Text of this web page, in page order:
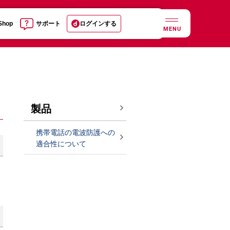
サポート ログインする
MENU
製品
携帯電話の電波防護への
適合性について